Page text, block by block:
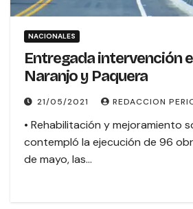
NACIONALES
Entregada intervención
Naranjo y Paquera
21/05/2021 REDACCION
• Rehabilitación y mejoramiento
contempló la ejecución de 96
de mayo, las…